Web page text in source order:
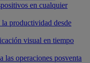
en cualquier
productividad desde
visual en tiempo
las operaciones posventa